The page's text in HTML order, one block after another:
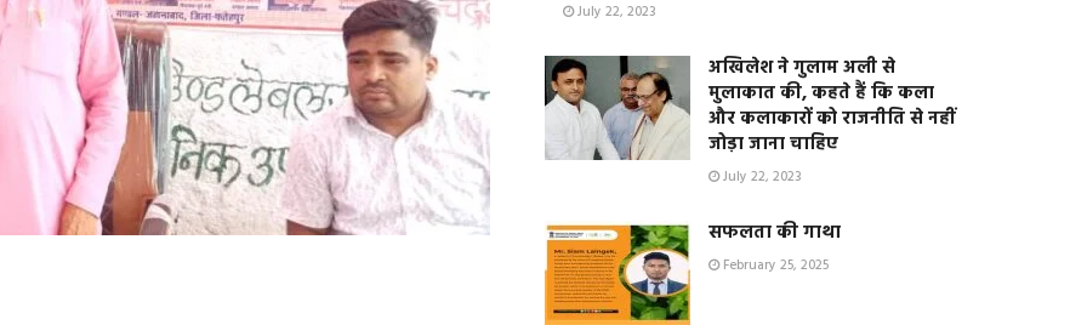
July 22, 2023
अखिलेश ने गुलाम अली से
मुलाकात की, कहते हैं कि कला
और कलाकारों को राजनीति से नहीं
जोड़ा जाना चाहिए
July 22, 2023
सफलता की गाथा
February 25, 2025